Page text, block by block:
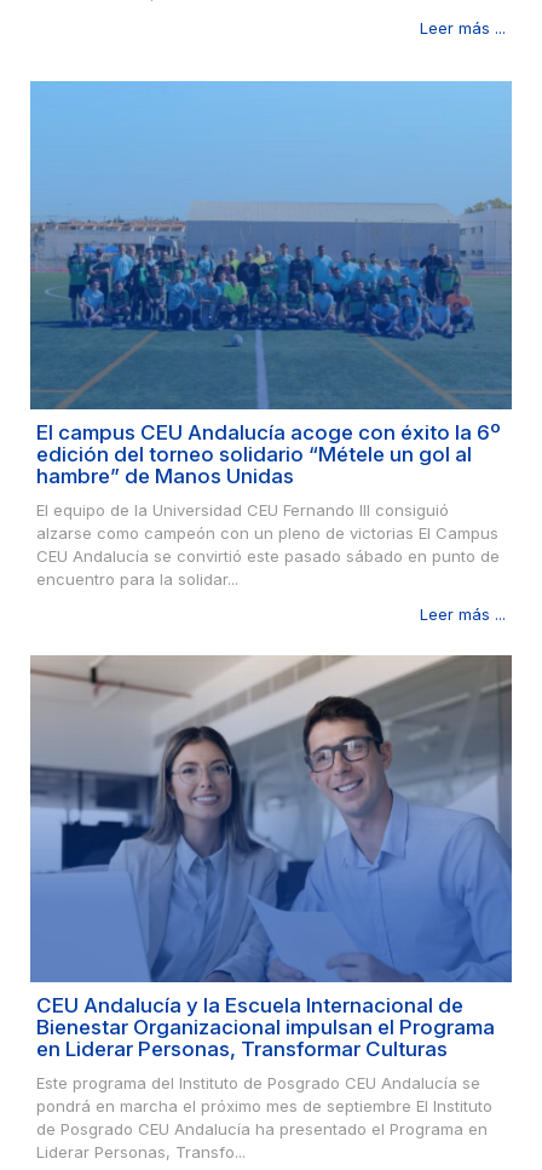
Leer más ...
El campus CEU Andalucía acoge con éxito la 6º
edición del torneo solidario “Métele un gol al
hambre” de Manos Unidas
El equipo de la Universidad CEU Fernando III consiguió
alzarse como campeón con un pleno de victorias El Campus
CEU Andalucía se convirtió este pasado sábado en punto de
encuentro para la solidar...
Leer más ...
CEU Andalucía y la Escuela Internacional de
Bienestar Organizacional impulsan el Programa
en Liderar Personas, Transformar Culturas
Este programa del Instituto de Posgrado CEU Andalucía se
pondrá en marcha el próximo mes de septiembre El Instituto
de Posgrado CEU Andalucía ha presentado el Programa en
Liderar Personas, Transfo...